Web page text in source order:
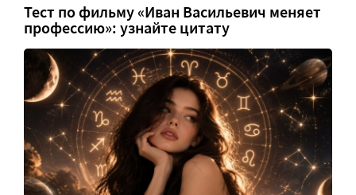
Тест по фильму «Иван Васильевич меняет
профессию»: узнайте цитату